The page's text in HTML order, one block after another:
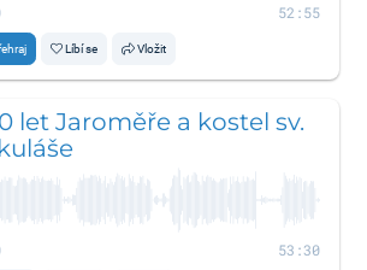
52:55
Líbí se Vložit
let Jaroměře a kostel sv.
53:30